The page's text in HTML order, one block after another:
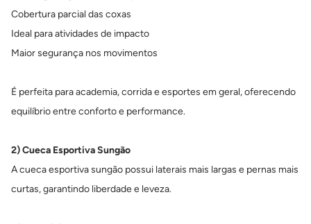
Cobertura parcial das coxas
Ideal para atividades de impacto
Maior segurança nos movimentos
É perfeita para academia, corrida e esportes em geral, oferecendo
equilíbrio entre conforto e performance.
2) Cueca Esportiva Sungão
A cueca esportiva sungão possui laterais mais largas e pernas mais
curtas, garantindo liberdade e leveza.